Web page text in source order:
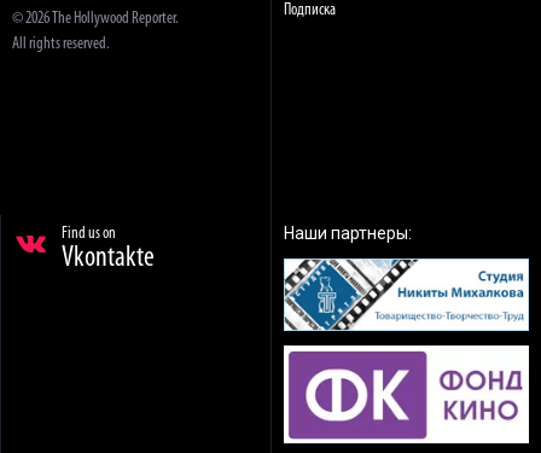
© 2026 The Hollywood Reporter.
All rights reserved.
Подписка
Find us on
Vkontakte
Наши партнеры: